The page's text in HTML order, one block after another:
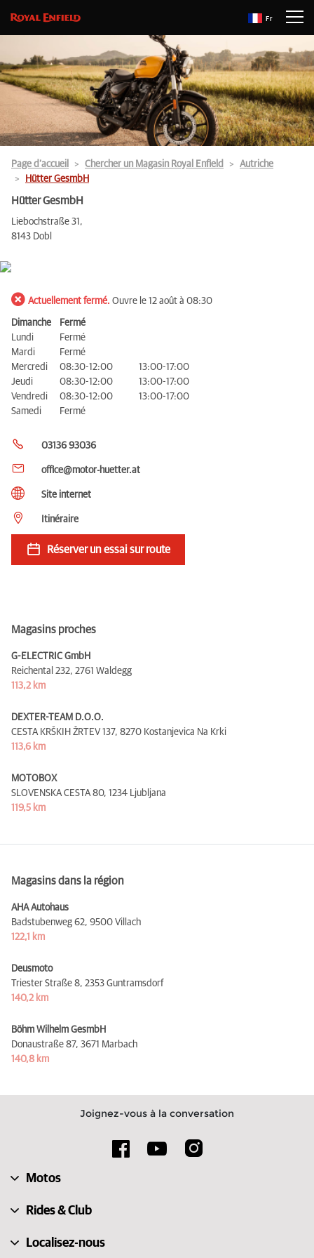
Fr
Page d’accueil Chercher un Magasin Royal Enfield
Autriche
Hütter GesmbH
Hütter GesmbH
Liebochstraße 31,
8143 Dobl
Actuellement fermé. Ouvre le 12 août à 08:30
Dimanche
Fermé
Lundi
Fermé
Mardi
Fermé
Mercredi
08:30-12:00
13:00-17:00
Jeudi
08:30-12:00
13:00-17:00
Vendredi
08:30-12:00
13:00-17:00
Samedi
Fermé
03136 93036
office@motor-huetter.at
Site internet
Itinéraire
Réserver un essai sur route
Magasins proches
G-ELECTRIC GmbH
Reichental 232, 2761 Waldegg
113,2 km
DEXTER-TEAM D.O.O.
CESTA KRŠKIH ŽRTEV 137, 8270 Kostanjevica Na Krki
113,6 km
MOTOBOX
SLOVENSKA CESTA 80, 1234 Ljubljana
119,5 km
Magasins dans la région
AHA Autohaus
Badstubenweg 62, 9500 Villach
122,1 km
Deusmoto
Triester Straße 8, 2353 Guntramsdorf
140,2 km
Böhm Wilhelm GesmbH
Donaustraße 87, 3671 Marbach
140,8 km
Joignez-vous à la conversation
Motos
Rides & Club
Localisez-nous